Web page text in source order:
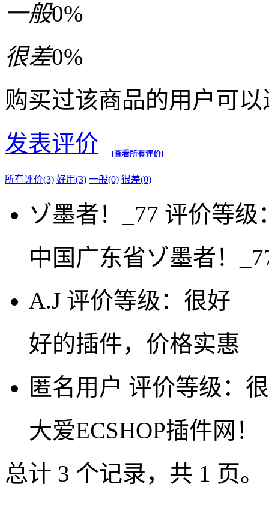
一般0%
很差0%
购买过该商品的用户可
发表评价
[查看所有评价]
所有评价(3) 好用(3) 一般(0) 很差(0)
ゾ墨者！_77 评价等级
中国广东省ゾ墨者！
A.J 评价等级：很好
好的插件，价格实惠
匿名用户 评价等级：
大爱ECSHOP插件网！
总计 3 个记录，共 1 页。